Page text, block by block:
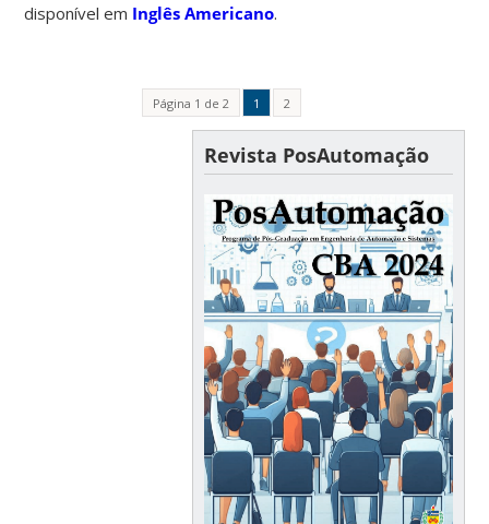
disponível em Inglês Americano.
Página 1 de 2 1 2
Revista PosAutomação